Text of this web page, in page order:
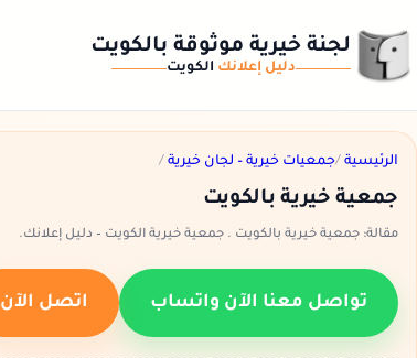
لجنة خيرية موثوقة بالكويت
دليل إعلانك الكويت
الرئيسية /جمعيات خيرية – لجان خيرية /
جمعية خيرية بالكويت
مقالة: جمعية خيرية بالكويت . جمعية خيرية الكويت – دليل إعلانك.
تواصل معنا الآن واتساب اتصل الآن